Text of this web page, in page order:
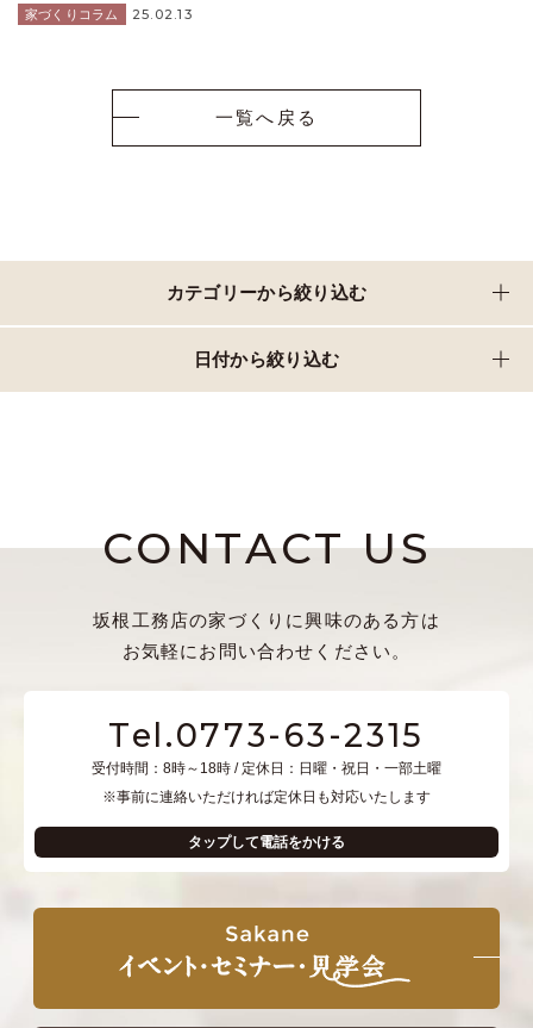
家づくりコラム 25.02.13
一覧へ戻る
カテゴリーから絞り込む
日付から絞り込む
CONTACT US
坂根工務店の家づくりに興味のある方は
お気軽にお問い合わせください。
Tel.0773-63-2315
受付時間：8時～18時 / 定休日：日曜・祝日・一部土曜
※事前に連絡いただければ定休日も対応いたします
タップして電話をかける